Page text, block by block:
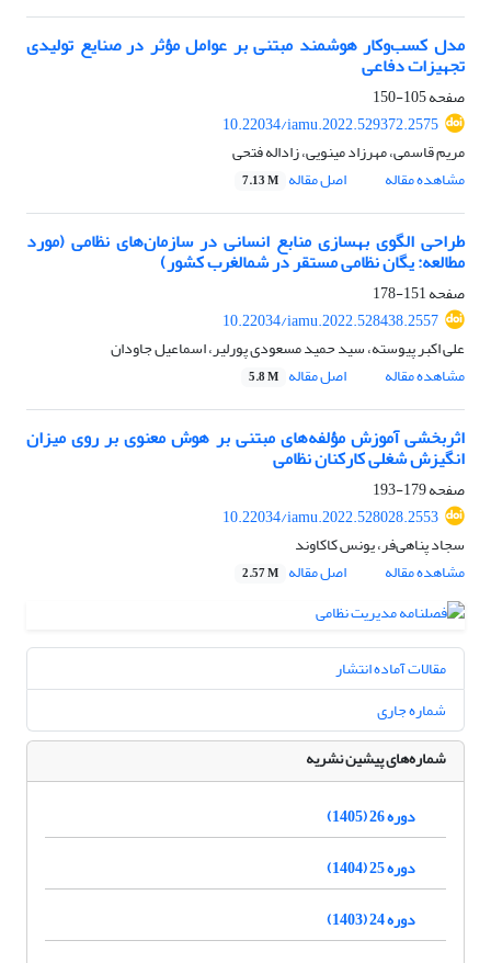
مدل کسب‌وکار هوشمند مبتنی بر عوامل مؤثر در صنایع تولیدی
تجهیزات دفاعی
صفحه105-150
10.22034/iamu.2022.529372.2575
مریم قاسمی، مهرزاد مینویی، زاداله فتحی
مشاهده مقاله
اصل مقاله 7.13 M
طراحی الگوی بهسازی منابع انسانی در سازمان‌های نظامی (مورد
مطالعه: یگان نظامی مستقر در شمالغرب کشور)
صفحه151-178
10.22034/iamu.2022.528438.2557
علی اکبر پیوسته، سید حمید مسعودی پورلیر، اسماعیل جاودان
مشاهده مقاله
اصل مقاله 5.8 M
اثربخشی آموزش مؤلفه‌های مبتنی بر هوش معنوی بر روی میزان
انگیزش شغلی کارکنان نظامی
صفحه179-193
10.22034/iamu.2022.528028.2553
سجاد پناهی‌فر، یونس کاکاوند
مشاهده مقاله
اصل مقاله 2.57 M
مقالات آماده انتشار
شماره جاری
شماره‌های پیشین نشریه
دوره 26 (1405)
دوره 25 (1404)
دوره 24 (1403)